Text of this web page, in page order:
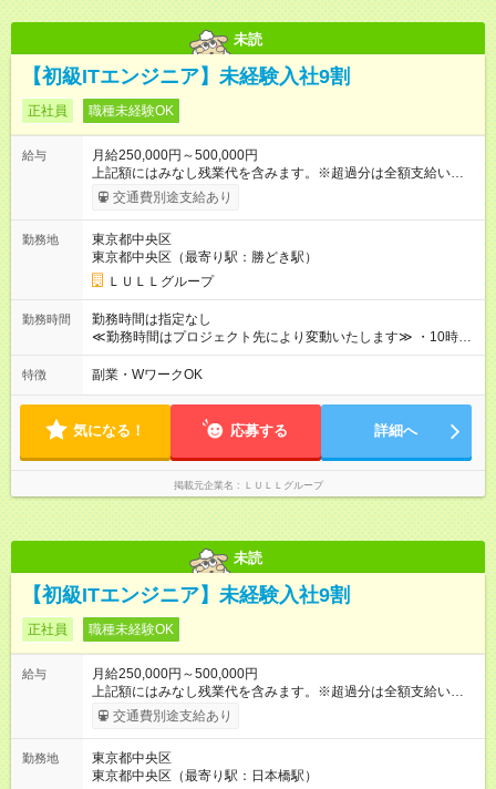
未読
【初級ITエンジニア】未経験入社9割
正社員 職種未経験OK
給与
月給250,000円～500,000円
上記額にはみなし残業代を含みます。※超過分は全額支給いたし
ます。 みなし残業代 21,675円／月 みなし残業時間 12時間／月 -
------------------------------------------------------- ≪経験者の方は以下と
万円～＋業績賞与＋交通費＋各種手当 ※固定残業代（30時間/6
万6，610円分）を含む。超過分は追加支給いたします 能力やス
キルを考慮し初任給を決定。経験者の方は前給考慮も可能で
す！ ◎昇給年1回（研修終了後） ◎賞与年2回（2月・8月）＋業
績賞与あり ◤スキルアップも、収入アップも。◢ 入社後の成長
や頑張りは、しっかり給与で還元しています。 実際にほぼ全員
上アップした社員も。 エンジニアへの還元率は業界高水準の
87％。 スキルを磨いた分だけ、収入アップも目指せる環境で
す！ 【試用期間】試用期間あり 試用期間の長さ：6ヶ月 ※ 雇用
形態と給与に、本採用時と異なる部分があります。 雇用形態：
中途採用（契約社員） 給与：月給 230,000円以上 上記額にはみ
なし残業代を含みます。※超過分は全額支給いたします。 みな
別途支給いたします ※研修期間中（最大12ヶ月間）も、試用期
交通費別途支給あり
勤務地
東京都中央区
東京都中央区（最寄り駅：勝どき駅）
ＬＵＬＬグループ
勤務時間
勤務時間は指定なし
≪勤務時間はプロジェクト先により変動いたします≫ ・10時00
分～19時00分（休憩1時間） ・9時00分～18時00分（休憩1時
間） ＼平日夜も、ちゃんと「自分時間」がつくれます／ 残業は
やサウナなど、 趣味の時間を楽しむ社員も多くいます◎
特徴 副業・WワークOK
気になる！ 応募する 詳細へ
掲載元企業名 ＬＵＬＬグループ
未読
【初級ITエンジニア】未経験入社9割
正社員 職種未経験OK
給与
月給250,000円～500,000円
上記額にはみなし残業代を含みます。※超過分は全額支給いたし
ます。 みなし残業代 21,675円／月 みなし残業時間 12時間／月 -
------------------------------------------------------- ≪経験者の方は以下と
万円～＋業績賞与＋交通費＋各種手当 ※固定残業代（30時間/6
万6，610円分）を含む。超過分は追加支給いたします 能力やス
交通費別途支給あり
勤務地
東京都中央区
東京都中央区（最寄り駅：日本橋駅）